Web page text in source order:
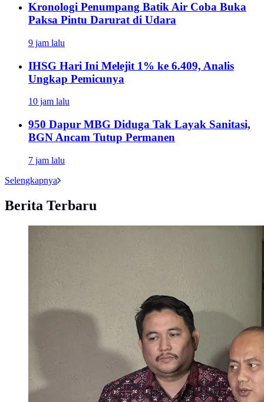
Kronologi Penumpang Batik Air Coba Buka
Paksa Pintu Darurat di Udara
9 jam lalu
IHSG Hari Ini Melejit 1% ke 6.409, Analis
Ungkap Pemicunya
10 jam lalu
950 Dapur MBG Diduga Tak Layak Sanitasi,
BGN Ancam Tutup Permanen
7 jam lalu
Selengkapnya
Berita Terbaru